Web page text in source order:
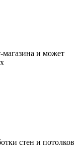
магазина и может
стен и потолков